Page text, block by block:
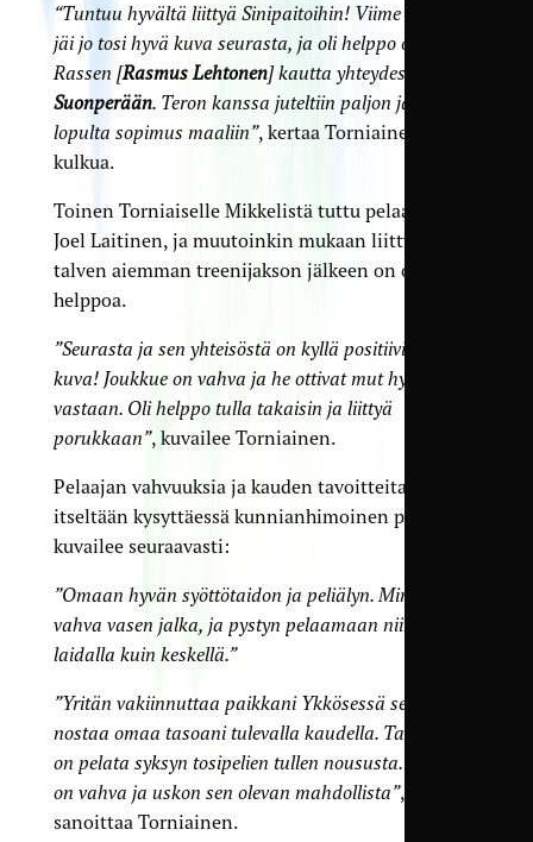
“Tuntuu hyvältä liittyä Sinipaitoihin! Viime kaudella
jäi jo tosi hyvä kuva seurasta, ja oli helppo olla
Rassen [Rasmus Lehtonen] kautta yhteydessä
Suonperään. Teron kanssa juteltiin paljon ja saatiin
lopulta sopimus maaliin”, kertaa Torniainen talven
kulkua.
Toinen Torniaiselle Mikkelistä tuttu pelaaja on
Joel Laitinen, ja muutoinkin mukaan liittyminen
talven aiemman treenijakson jälkeen on ollut
helppoa.
”Seurasta ja sen yhteisöstä on kyllä positiivinen
kuva! Joukkue on vahva ja he ottivat mut hyvin
vastaan. Oli helppo tulla takaisin ja liittyä
porukkaan”, kuvailee Torniainen.
Pelaajan vahvuuksia ja kauden tavoitteita häneltä
itseltään kysyttäessä kunnianhimoinen pelaaja
kuvailee seuraavasti:
”Omaan hyvän syöttötaidon ja peliälyn. Minulla on
vahva vasen jalka, ja pystyn pelaamaan niin
laidalla kuin keskellä.”
”Yritän vakiinnuttaa paikkani Ykkösessä sekä
nostaa omaa tasoani tulevalla kaudella. Tavoitteena
on pelata syksyn tosipelien tullen noususta. Joukkue
on vahva ja uskon sen olevan mahdollista”,
sanoittaa Torniainen.